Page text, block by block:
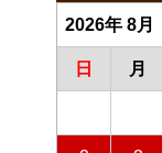
2026年 8月
日 月